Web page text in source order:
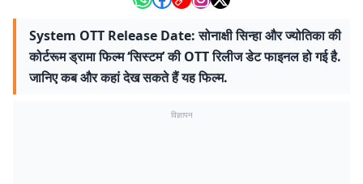
System OTT Release Date: सोनाक्षी सिन्हा और ज्योतिका की
कोर्टरूम ड्रामा फिल्म ‘सिस्टम’ की OTT रिलीज डेट फाइनल हो गई है.
जानिए कब और कहां देख सकते हैं यह फिल्म.
विज्ञापन